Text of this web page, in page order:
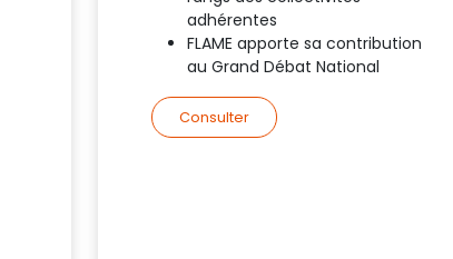
adhérentes
FLAME apporte sa contribution
au Grand Débat National
Consulter